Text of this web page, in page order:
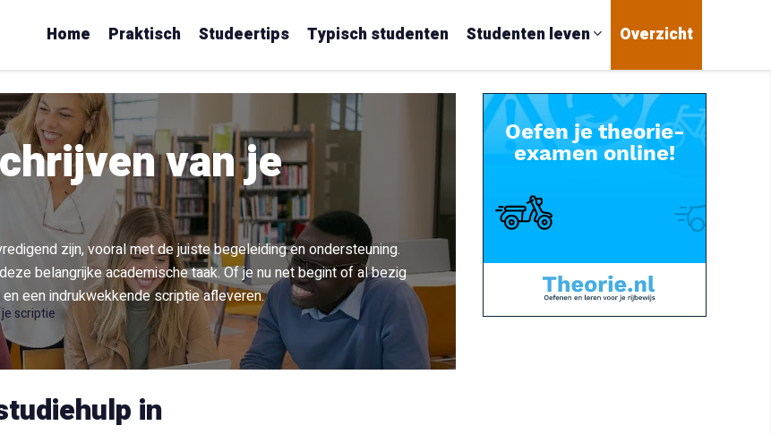
Home Praktisch Studeertips Typisch studenten Studenten leven Overzicht
van je
zijn, vooral met de juiste begeleiding en ondersteuning.
belangrijke academische taak. Of je nu net begint of al bezig
een indrukwekkende scriptie afleveren.
scriptie
in